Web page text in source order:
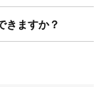
きますか？